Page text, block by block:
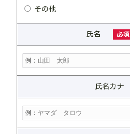
その他
氏名 必須
氏名カナ